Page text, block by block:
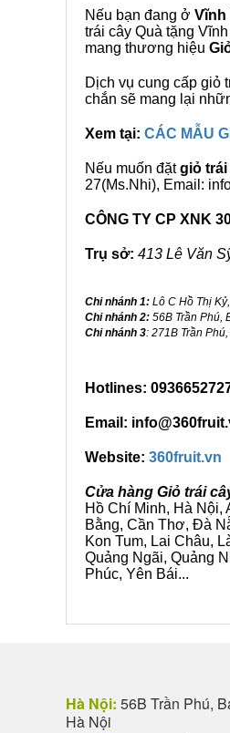
Nếu bạn đang ở Vĩnh
trái cây Quà tặng
mang thương hiệu
Dịch vụ cung cấp giỏ
chắn sẽ mang lại
Xem tại: CÁC MẪU
Nếu muốn đặtgiỏ trái
27(Ms.Nhi), Email:
CÔNG TY CP XNK
Trụ sở: 413 Lê Văn
Chi nhánh 1: Lô C Hồ Thị
Chi nhánh 2: 56B Trần Phú,
Chi nhánh 3: 271B Trần
Hotlines:
Email:
Website: 360fruit.vn
Cửa hàng Giỏ trái
Hồ Chí Minh, Hà
Bằng, Cần Thơ, Đà
Kon Tum, Lai Châu,
Quảng Ngãi, Quảng
Phúc, Yên Bái...
Hà Nội: 56B Trần Phú,
Hà Nội